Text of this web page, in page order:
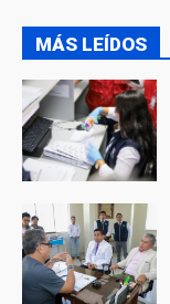
MÁS LEÍDOS